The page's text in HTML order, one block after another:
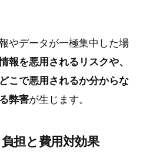
やデータが一極集中した場
報を悪用されるリスクや、
こで悪用されるか分からな
弊害が生じます。
担と費用対効果